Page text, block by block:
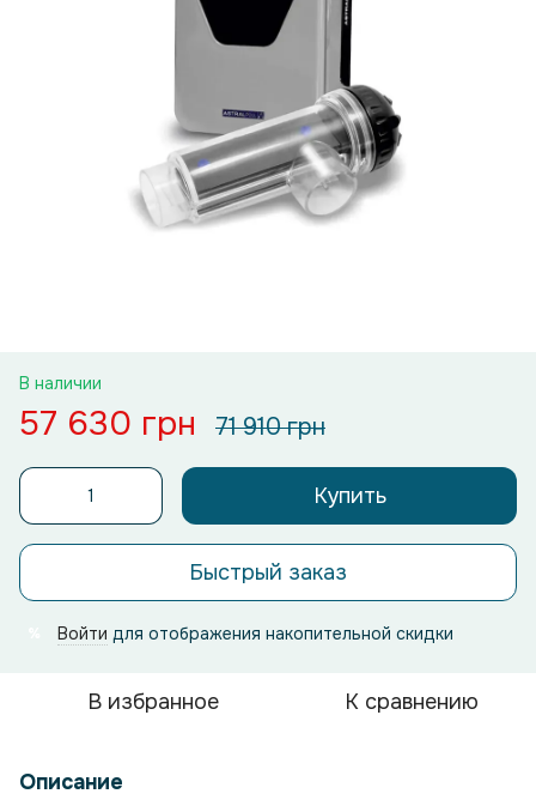
В наличии
57 630 грн 71 910 грн
Купить
Быстрый заказ
Войти для отображения накопительной скидки
В избранное К сравнению
Описание